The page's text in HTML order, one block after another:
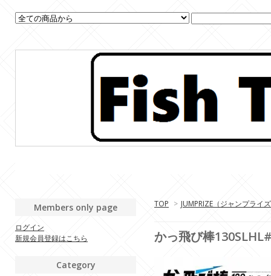
TOP > JUMPRIZE（ジャンプライ
かっ飛び棒
Members only page
ログイン
新規会員登録はこちら
Category